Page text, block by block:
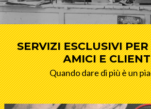
SERVIZI ESCLUSIVI
AMICI E
Quando dare di più è un